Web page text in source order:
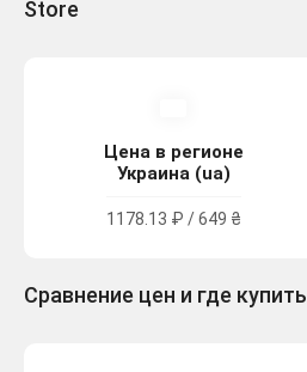
Store
Цена в регионе
Украина (ua)
1178.13 ₽ / 649 ₴
Сравнение цен и где купить